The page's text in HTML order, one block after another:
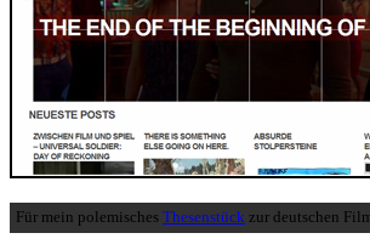
Für mein polemisches Thesenstück zur deutschen